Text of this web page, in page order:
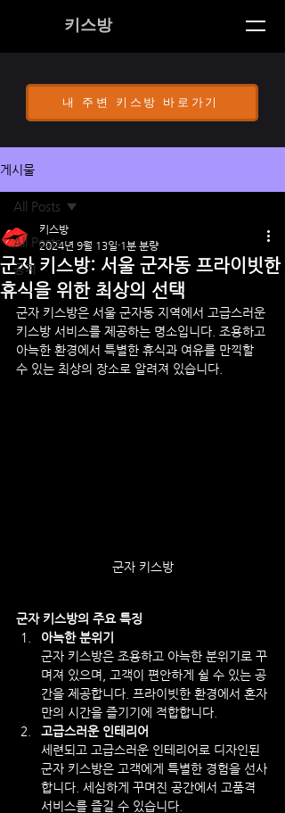
키스방
내 주변 키스방 바로가기
게시물
All Posts
공지
All Posts
군자 키스방: 서울 군자동 프라이빗한
휴식을 위한 최상의 선택
키스방
2024년 9월 13일 1분 분량
군자 키스방은 서울 군자동 지역에서 고급스러운
키스방 서비스를 제공하는 명소입니다. 조용하고
아늑한 환경에서 특별한 휴식과 여유를 만끽할
수 있는 최상의 장소로 알려져 있습니다.
군자 키스방
군자 키스방의 주요 특징
아늑한 분위기
군자 키스방은 조용하고 아늑한 분위기로 꾸
며져 있으며, 고객이 편안하게 쉴 수 있는 공
간을 제공합니다. 프라이빗한 환경에서 혼자
만의 시간을 즐기기에 적합합니다.
고급스러운 인테리어
세련되고 고급스러운 인테리어로 디자인된
군자 키스방은 고객에게 특별한 경험을 선사
합니다. 세심하게 꾸며진 공간에서 고품격
서비스를 즐길 수 있습니다.